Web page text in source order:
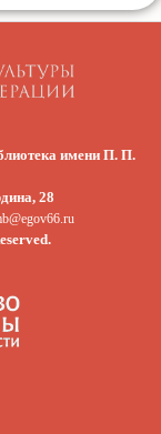
имени П. П.
28